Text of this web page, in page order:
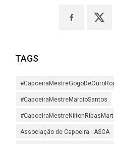
TAGS
#CapoeiraMestreMarcioSantos
Associação de Capoeira - ASCA